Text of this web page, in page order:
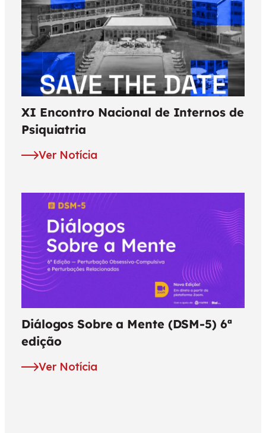
XI Encontro Nacional de Internos de
Psiquiatria
Ver Notícia
Diálogos Sobre a Mente (DSM-5) 6ª
edição
Ver Notícia